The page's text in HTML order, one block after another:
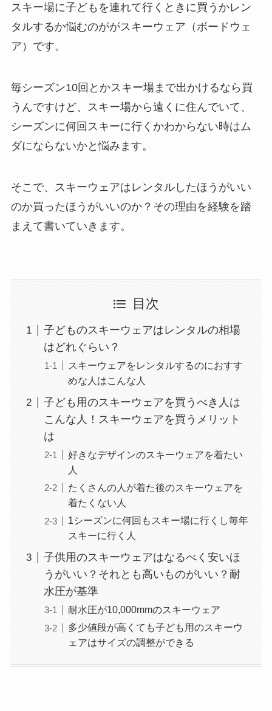
スキー場に子どもを連れて行くときに買うかレン
タルするか悩むのががスキーウェア（ボードウェ
ア）です。
毎シーズン10回とかスキー場まで出かけるなら買
うんですけど、スキー場から遠くに住んでいて、
シーズンに何回スキーに行くかわからない時はム
ダにならないかと悩みます。
そこで、スキーウェアはレンタルしたほうがいい
のか買ったほうがいいのか？その理由を経験を踏
まえて書いていきます。
目次
子どものスキーウェアはレンタルの相場
はどれぐらい？
スキーウェアをレンタルするのにおすす
めな人はこんな人
子ども用のスキーウェアを買うべき人は
こんな人！スキーウェアを買うメリット
は
好きなデザインのスキーウェアを着たい
人
たくさんの人が着た後のスキーウェアを
着たくない人
1シーズンに何回もスキー場に行くし毎年
スキーに行く人
子供用のスキーウェアはなるべく安いほ
うがいい？それとも高いものがいい？耐
水圧が基準
耐水圧が10,000mmのスキーウェア
多少値段が高くても子ども用のスキーウ
ェアはサイズの調整ができる